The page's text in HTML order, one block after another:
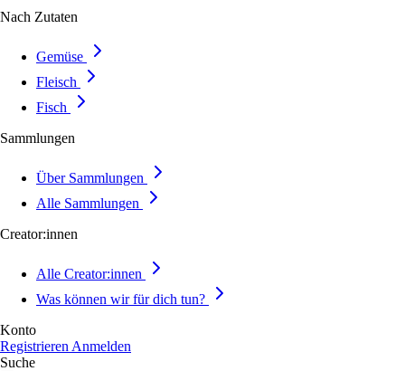
Nach Zutaten
Gemüse
Fleisch
Fisch
Sammlungen
Über Sammlungen
Alle Sammlungen
Creator:innen
Alle Creator:innen
Was können wir für dich tun?
Konto
Registrieren Anmelden
Suche